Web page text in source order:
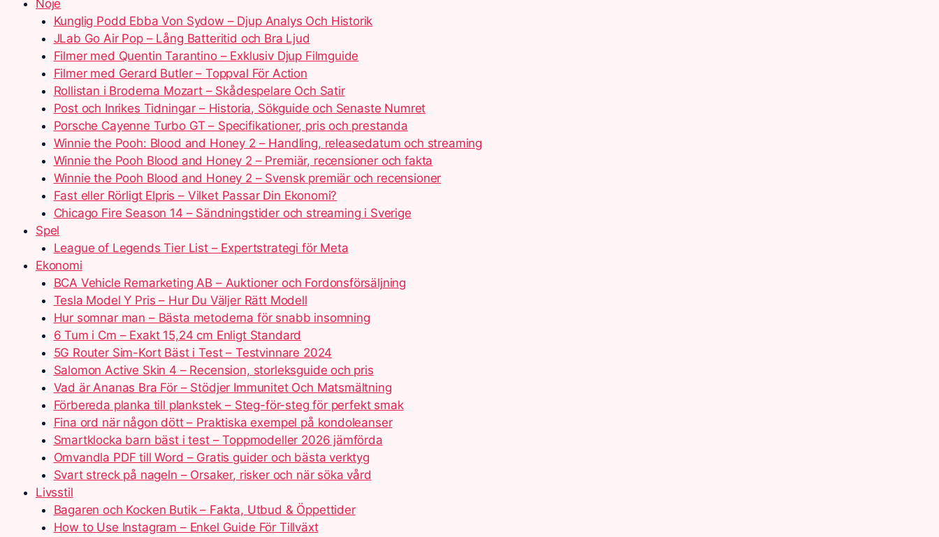
Nöje
Kunglig Podd Ebba Von Sydow – Djup Analys Och Historik
JLab Go Air Pop – Lång Batteritid och Bra Ljud
Filmer med Quentin Tarantino – Exklusiv Djup Filmguide
Filmer med Gerard Butler – Toppval För Action
Rollistan i Broderna Mozart – Skådespelare Och Satir
Post och Inrikes Tidningar – Historia, Sökguide och Senaste Numret
Porsche Cayenne Turbo GT – Specifikationer, pris och prestanda
Winnie the Pooh: Blood and Honey 2 – Handling, releasedatum och streaming
Winnie the Pooh Blood and Honey 2 – Premiär, recensioner och fakta
Winnie the Pooh Blood and Honey 2 – Svensk premiär och recensioner
Fast eller Rörligt Elpris – Vilket Passar Din Ekonomi?
Chicago Fire Season 14 – Sändningstider och streaming i Sverige
Spel
League of Legends Tier List – Expertstrategi för Meta
Ekonomi
BCA Vehicle Remarketing AB – Auktioner och Fordonsförsäljning
Tesla Model Y Pris – Hur Du Väljer Rätt Modell
Hur somnar man – Bästa metoderna för snabb insomning
6 Tum i Cm – Exakt 15,24 cm Enligt Standard
5G Router Sim-Kort Bäst i Test – Testvinnare 2024
Salomon Active Skin 4 – Recension, storleksguide och pris
Vad är Ananas Bra För – Stödjer Immunitet Och Matsmältning
Förbereda planka till plankstek – Steg-för-steg för perfekt smak
Fina ord när någon dött – Praktiska exempel på kondoleanser
Smartklocka barn bäst i test – Toppmodeller 2026 jämförda
Omvandla PDF till Word – Gratis guider och bästa verktyg
Svart streck på nageln – Orsaker, risker och när söka vård
Livsstil
Bagaren och Kocken Butik – Fakta, Utbud & Öppettider
How to Use Instagram – Enkel Guide För Tillväxt